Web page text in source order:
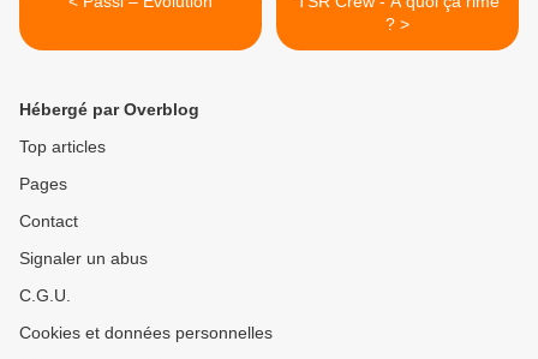
? >
Hébergé par Overblog
Top articles
Pages
Contact
Signaler un abus
C.G.U.
Cookies et données personnelles